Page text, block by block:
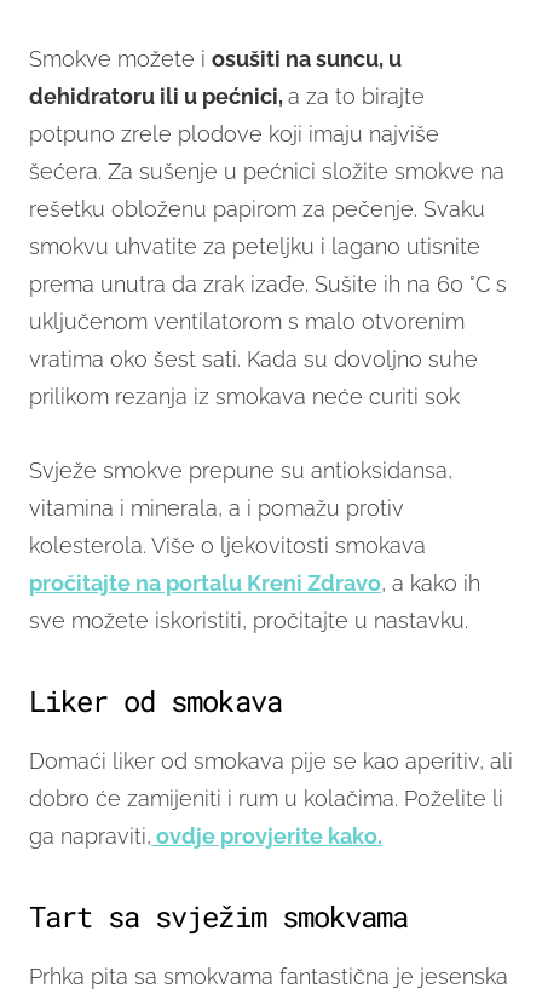
Smokve možete i osušiti na suncu, u
dehidratoru ili u pećnici,a za to birajte
potpuno zrele plodove koji imaju najviše
šećera. Za sušenje u pećnici složite smokve na
rešetku obloženu papirom za pečenje. Svaku
smokvu uhvatite za peteljku i lagano utisnite
prema unutra da zrak izađe. Sušite ih na 60 °C s
uključenom ventilatorom s malo otvorenim
vratima oko šest sati. Kada su dovoljno suhe
prilikom rezanja iz smokava neće curiti sok
Svježe smokve prepune su antioksidansa,
vitamina i minerala, a i pomažu protiv
kolesterola. Više o ljekovitosti smokava
pročitajte na portalu Kreni Zdravo, a kako ih
sve možete iskoristiti, pročitajte u nastavku.
Liker od smokava
Domaći liker od smokava pije se kao aperitiv, ali
dobro će zamijeniti i rum u kolačima. Poželite li
ga napraviti, ovdje provjerite kako.
Tart sa svježim smokvama
Prhka pita sa smokvama fantastična je jesenska